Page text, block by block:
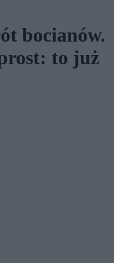
bocianów.
to już